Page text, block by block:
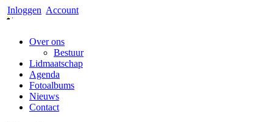
Inloggen Account
Over ons
Bestuur
Lidmaatschap
Agenda
Fotoalbums
Nieuws
Contact